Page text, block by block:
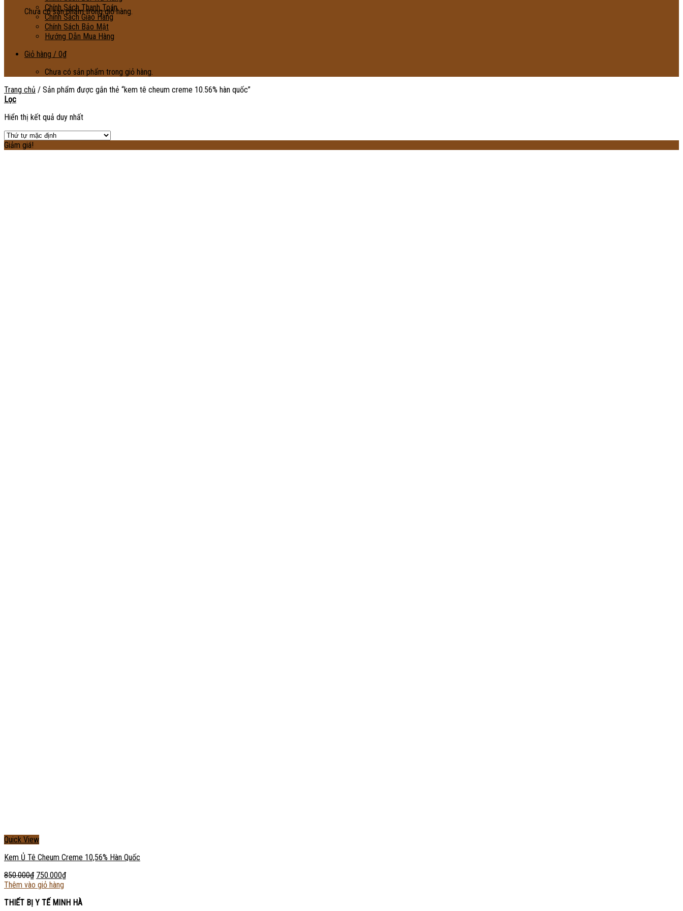
Chưa có sản phẩm trong giỏ hàng.
Chính Sách Thanh Toán
Chính Sách Giao Hàng
Chính Sách Bảo Mật
Hướng Dẫn Mua Hàng
Giỏ hàng / 0₫
Chưa có sản phẩm trong giỏ hàng.
Trang chủ / Sản phẩm được gắn thẻ “kem tê cheum creme 10.56% hàn quốc”
Lọc
Hiển thị kết quả duy nhất
Giảm giá!
Quick View
Kem Ủ Tê Cheum Creme 10,56% Hàn Quốc
850.000₫ 750.000₫
Thêm vào giỏ hàng
THIẾT BỊ Y TẾ MINH HÀ